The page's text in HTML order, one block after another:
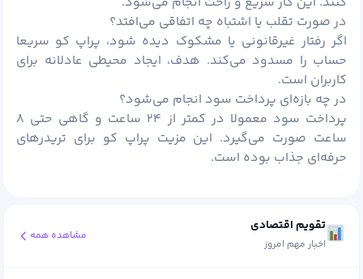
در صورت تقلب یا اشتباه چه اتفاقی می‌افتد؟
اگر رفتار غیرقانونی یا مشکوک دیده شود، پراپ کو سریعا
حساب را مسدود می‌کند. هدف، ایجاد محیطی عادلانه برای
کاربران است.
در چه بازه‌ای پرداخت سود انجام می‌شود؟
پرداخت سود معمولا در کمتر از ۲۴ ساعت و گاهی حتی ۸
ساعت صورت می‌گیرد. این مزیت پراپ کو برای تریدر‌های
حرفه‌ای جذاب بوده است.
تقویم اقتصادی
اخبار مهم امروز
مشاهده همه